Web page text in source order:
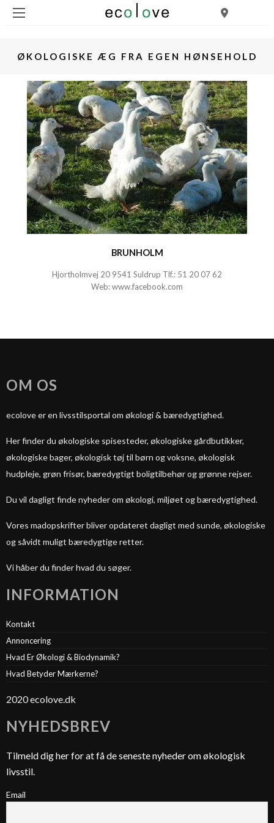
ØKOLOGISKE ÆG FRA EGEN HØNSEHOLD
BRUNHOLM
Hjortholmvej 20 9541 Suldrup Tlf.: 51 20 07 62
Web:www.facebook.com
OM OS
ecolove er en livsstilsportal om økologi & bæredygtighed.
Her finder du økologiske spisesteder, økologiske gårdbutikker,
økologiske bager, økologisk tøj til børn og voksne, økologisk
hudpleje, grøn frisør, bæredygtigt boligtilbehør og grønne rejser.
Du vil dagligt finde nyheder om økologi, miljøet og bæredygtighed.
Vores madopskrifter bliver opdateret dagligt med sunde, økologiske
og såvidt muligt bæredygtige retter.
Vi håber du finder hvad du søger.
INFORMATION
Kontakt
Annoncering
Hvad Er Økologi & Biodynamik?
Hvad Betyder Mærkerne?
2020 ecolove.dk
NYHEDSBREV
Tilmeld dig her for at få de seneste nyheder om økologisk
livsstil.
Email